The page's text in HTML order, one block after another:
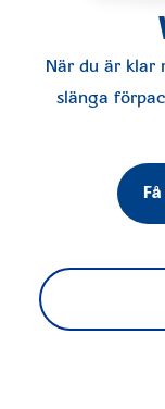
När du är klar
slänga